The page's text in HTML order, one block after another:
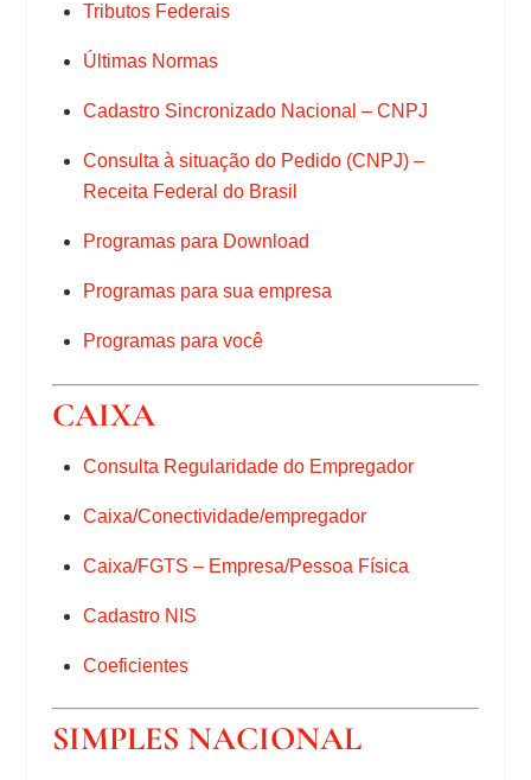
Tributos Federais
Últimas Normas
Cadastro Sincronizado Nacional – CNPJ
Consulta à situação do Pedido (CNPJ) –
Receita Federal do Brasil
Programas para Download
Programas para sua empresa
Programas para você
CAIXA
Consulta Regularidade do Empregador
Caixa/Conectividade/empregador
Caixa/FGTS – Empresa/Pessoa Física
Cadastro NIS
Coeficientes
SIMPLES NACIONAL